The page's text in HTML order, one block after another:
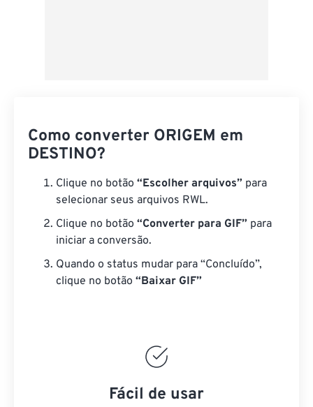
Como converter ORIGEM em
DESTINO?
Clique no botão “Escolher arquivos” para
selecionar seus arquivos RWL.
Clique no botão “Converter para GIF” para
iniciar a conversão.
Quando o status mudar para “Concluído”,
clique no botão “Baixar GIF”
Fácil de usar